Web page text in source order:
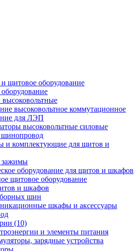
щитовое оборудование
высоковольтное коммутационное
для ЛЭП
высоковольтные силовые
и комплектующие для щитов и
оборудование для щитов и шкафов
щитовое оборудование
и шкафов
шин
шкафы и аксессуары
(10)
и элементы питания
зарядные устройства